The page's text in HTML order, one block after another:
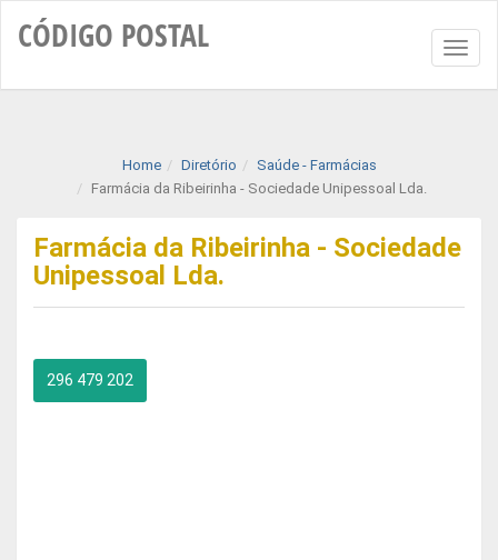
CÓDIGO POSTAL
Home Diretório
Saúde - Farmácias
Farmácia da Ribeirinha - Sociedade Unipessoal Lda.
Farmácia da Ribeirinha - Sociedade
Unipessoal Lda.
296 479 202